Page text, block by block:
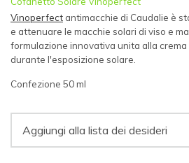
Vinoperfect antimacchie di Caudalie è
e attenuare le macchie solari di viso e
formulazione innovativa unita alla
durante l'esposizione solare.
Confezione 50 ml
Aggiungi alla lista dei desideri